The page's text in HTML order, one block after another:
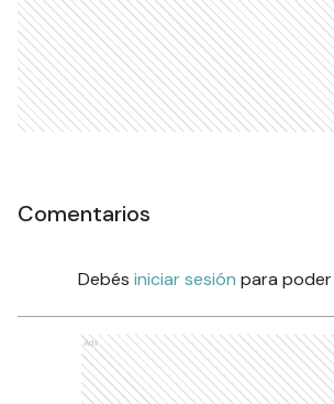
Comentarios
Debés iniciar sesión para
Ads